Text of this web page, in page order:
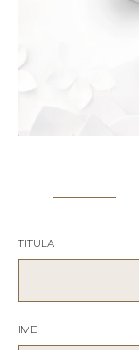
TITULA
IME